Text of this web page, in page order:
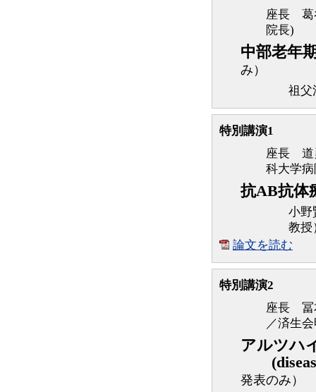
座長 葛
院長)
中部老年
み）
祖
特別講演1
座長 道
科大学
抗AB抗体
小
教授
論文を読む
特別講演2
座長 冨
／済生
アルツハ
発表のみ）